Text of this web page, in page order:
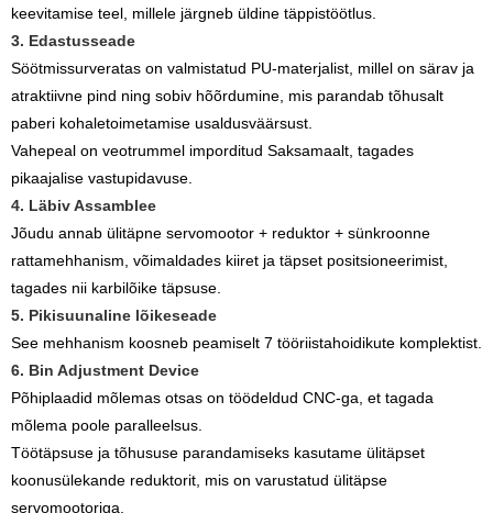
keevitamise teel, millele järgneb üldine täppistöötlus.
3. Edastusseade
Söötmissurveratas on valmistatud PU-materjalist, millel on särav ja
atraktiivne pind ning sobiv hõõrdumine, mis parandab tõhusalt
paberi kohaletoimetamise usaldusväärsust.
Vahepeal on veotrummel imporditud Saksamaalt, tagades
pikaajalise vastupidavuse.
4. Läbiv Assamblee
Jõudu annab ülitäpne servomootor + reduktor + sünkroonne
rattamehhanism, võimaldades kiiret ja täpset positsioneerimist,
tagades nii karbilõike täpsuse.
5. Pikisuunaline lõikeseade
See mehhanism koosneb peamiselt 7 tööriistahoidikute komplektist.
6. Bin Adjustment Device
Põhiplaadid mõlemas otsas on töödeldud CNC-ga, et tagada
mõlema poole paralleelsus.
Töötäpsuse ja tõhususe parandamiseks kasutame ülitäpset
koonusülekande reduktorit, mis on varustatud ülitäpse
servomootoriga.